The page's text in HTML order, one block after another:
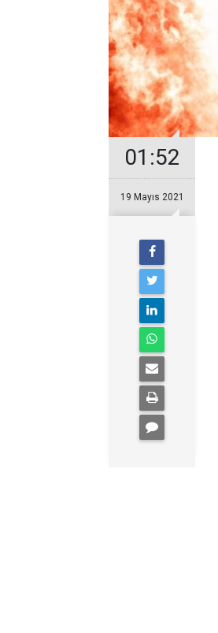
01:52
19 Mayıs 2021